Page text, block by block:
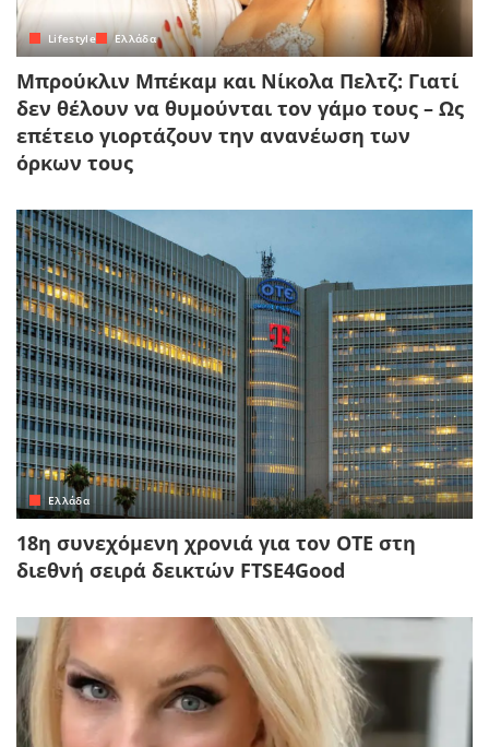
Lifestyle Ελλάδα
Μπρούκλιν Μπέκαμ και Νίκολα Πελτζ: Γιατί
δεν θέλουν να θυμούνται τον γάμο τους – Ως
επέτειο γιορτάζουν την ανανέωση των
όρκων τους
Ελλάδα
18η συνεχόμενη χρονιά για τον ΟΤΕ στη
διεθνή σειρά δεικτών FTSE4Good